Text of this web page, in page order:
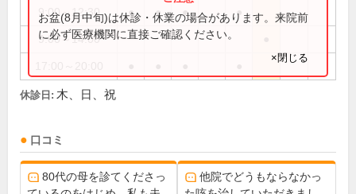
9:00～12:30 ● ● ● ●
9:00～14:00
お盆(8月中旬)は休診・休業の場合があります。来院前
に必ず医療機関に直接ご確認ください。
×閉じる
休診日: 木、日、祝
口コミ
80代の母を診てくださっ
他院でどうもならなかっ